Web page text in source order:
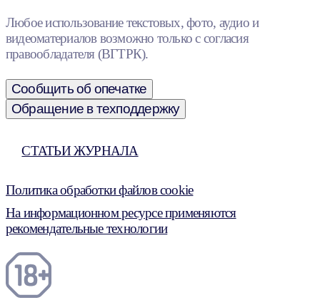
Любое использование текстовых, фото, аудио и
видеоматериалов возможно только с согласия
правообладателя (ВГТРК).
Сообщить об опечатке
Обращение в техподдержку
СТАТЬИ ЖУРНАЛА
Политика обработки файлов cookie
На информационном ресурсе применяются
рекомендательные технологии